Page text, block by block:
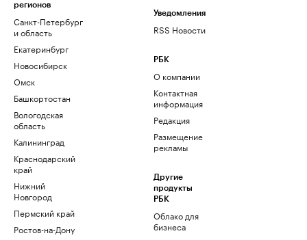
регионов
Санкт-Петербург
и область
Екатеринбург
Новосибирск
Омск
Башкортостан
Вологодская
область
Калининград
Краснодарский
край
Нижний
Новгород
Пермский край
Ростов-на-Дону
Уведомления
RSS Новости
РБК
О компании
Контактная
информация
Редакция
Размещение
рекламы
Другие
продукты
РБК
Облако для
бизнеса